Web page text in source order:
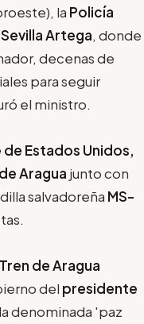
la Policía
Sevilla Artega, donde
decenas de
para seguir
el ministro.
Estados Unidos,
Aragua junto con
salvadoreña MS-
Tren de Aragua
del presidente
denominada 'paz